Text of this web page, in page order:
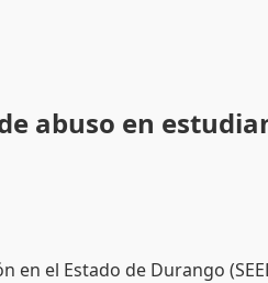
abuso en
en el Estado de Durango